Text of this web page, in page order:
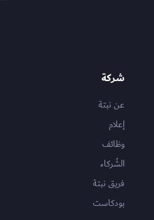
شركة
عن نبتة
إعلام
وظائف
الشُركاء
فريق نبتة
بودكاست